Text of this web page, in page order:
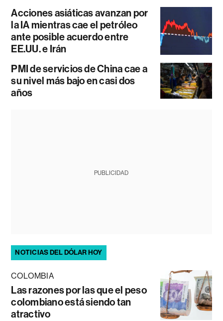
Acciones asiáticas avanzan por
la IA mientras cae el petróleo
ante posible acuerdo entre
EE.UU. e Irán
PMI de servicios de China cae a
su nivel más bajo en casi dos
años
PUBLICIDAD
NOTICIAS DEL DÓLAR HOY
COLOMBIA
Las razones por las que el peso
colombiano está siendo tan
atractivo